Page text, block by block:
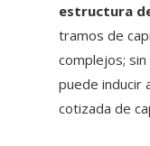
estructura
tramos de
complejos;
puede inducir
cotizada de